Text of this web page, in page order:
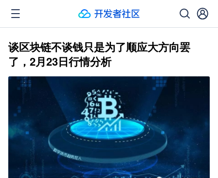
谈区块链不谈钱只是为了顺应大方向罢
了，2月23日行情分析